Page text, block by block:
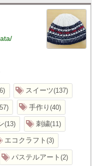
スイーツ 137
手作り 40
13 刺繍 11
エコクラフト 3
パステルアート 2